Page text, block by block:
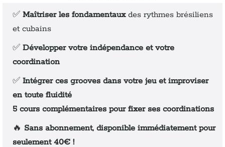
✅ Maîtriser les fondamentauxdes rythmes brésiliens
et cubains
✅ Développer votre indépendance et votre
coordination
✅ Intégrer ces grooves dans votre jeu et improviser
en toute fluidité
5 cours complémentaires pour fixer ses coordinations
🔥 Sans abonnement, disponible immédiatement pour
seulement 40€ !